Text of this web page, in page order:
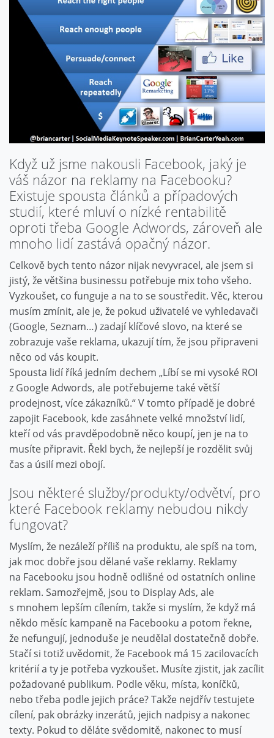
Když už jsme nakousli Facebook, jaký je
váš názor na reklamy na Facebooku?
Existuje spousta článků a případových
studií, které mluví o nízké rentabilitě
oproti třeba Google Adwords, zároveň ale
mnoho lidí zastává opačný názor.
Celkově bych tento názor nijak nevyvracel, ale jsem si
jistý, že většina businessu potřebuje mix toho všeho.
Vyzkoušet, co funguje a na to se soustředit. Věc, kterou
musím zmínit, ale je, že pokud uživatelé ve vyhledavači
(Google, Seznam…) zadají klíčové slovo, na které se
zobrazuje vaše reklama, ukazují tím, že jsou připraveni
něco od vás koupit.
Spousta lidí říká jedním dechem „Líbí se mi vysoké ROI
z Google Adwords, ale potřebujeme také větší
prodejnost, více zákazníků.“ V tomto případě je dobré
zapojit Facebook, kde zasáhnete velké množství lidí,
kteří od vás pravděpodobně něco koupí, jen je na to
musíte připravit. Řekl bych, že nejlepší je rozdělit svůj
čas a úsilí mezi obojí.
Jsou některé služby/produkty/odvětví, pro
které Facebook reklamy nebudou nikdy
fungovat?
Myslím, že nezáleží příliš na produktu, ale spíš na tom,
jak moc dobře jsou dělané vaše reklamy. Reklamy
na Facebooku jsou hodně odlišné od ostatních online
reklam. Samozřejmě, jsou to Display Ads, ale
s mnohem lepším cílením, takže si myslím, že když má
někdo měsíc kampaně na Facebooku a potom řekne,
že nefungují, jednoduše je neudělal dostatečně dobře.
Stačí si totiž uvědomit, že Facebook má 15 zacilovacích
kritérií a ty je potřeba vyzkoušet. Musíte zjistit, jak zacílit
požadované publikum. Podle věku, místa, koníčků,
nebo třeba podle jejich práce? Takže nejdřív testujete
cílení, pak obrázky inzerátů, jejich nadpisy a nakonec
texty. Pokud to děláte svědomitě, nakonec to musí